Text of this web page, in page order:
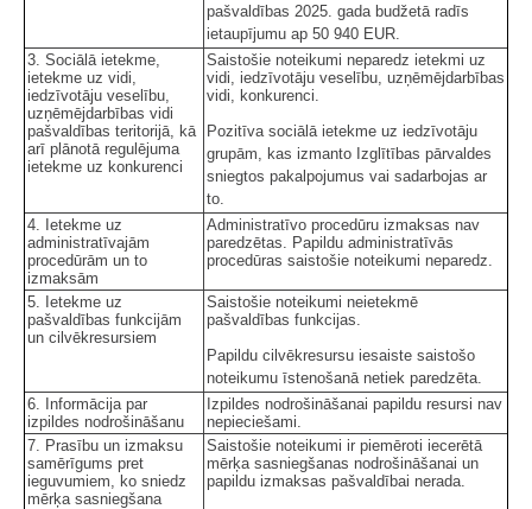
pašvaldības 2025. gada budžetā radīs
ietaupījumu ap 50 940 EUR.
3. Sociālā ietekme,
ietekme uz vidi,
iedzīvotāju veselību,
uzņēmējdarbības vidi
pašvaldības teritorijā, kā
arī plānotā regulējuma
ietekme uz konkurenci
Saistošie noteikumi neparedz ietekmi uz
vidi, iedzīvotāju veselību, uzņēmējdarbības
vidi, konkurenci.
Pozitīva sociālā ietekme uz iedzīvotāju
grupām, kas izmanto Izglītības pārvaldes
sniegtos pakalpojumus vai sadarbojas ar
to.
4. Ietekme uz
administratīvajām
procedūrām un to
izmaksām
Administratīvo procedūru izmaksas nav
paredzētas. Papildu administratīvās
procedūras saistošie noteikumi neparedz.
5. Ietekme uz
pašvaldības funkcijām
un cilvēkresursiem
Saistošie noteikumi neietekmē
pašvaldības funkcijas.
Papildu cilvēkresursu iesaiste saistošo
noteikumu īstenošanā netiek paredzēta.
6. Informācija par
izpildes nodrošināšanu
Izpildes nodrošināšanai papildu resursi nav
nepieciešami.
7. Prasību un izmaksu
samērīgums pret
ieguvumiem, ko sniedz
mērķa sasniegšana
Saistošie noteikumi ir piemēroti iecerētā
mērķa sasniegšanas nodrošināšanai un
papildu izmaksas pašvaldībai nerada.